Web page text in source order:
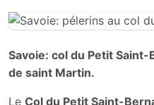
Savoie: col du Petit
de saint Martin.
Le Col du Petit Saint-